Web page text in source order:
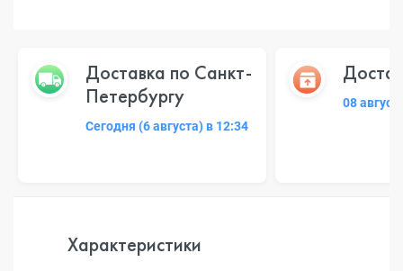
Доставка по Санкт-
Петербургу
Сегодня (6 августа) в 12:34
08
Характеристики